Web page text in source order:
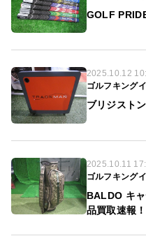
GOLF
2025.10.12
ゴルフキング
ブリジスト
2025.10.11
ゴルフキング
BALDO キ
品買取速報！